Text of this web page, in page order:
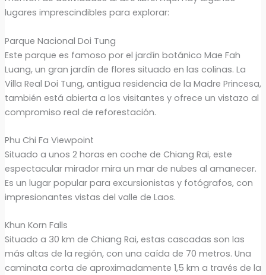
lugares imprescindibles para explorar:
Parque Nacional Doi Tung
Este parque es famoso por el jardín botánico Mae Fah
Luang, un gran jardín de flores situado en las colinas. La
Villa Real Doi Tung, antigua residencia de la Madre Princesa,
también está abierta a los visitantes y ofrece un vistazo al
compromiso real de reforestación.
Phu Chi Fa Viewpoint
Situado a unos 2 horas en coche de Chiang Rai, este
espectacular mirador mira un mar de nubes al amanecer.
Es un lugar popular para excursionistas y fotógrafos, con
impresionantes vistas del valle de Laos.
Khun Korn Falls
Situado a 30 km de Chiang Rai, estas cascadas son las
más altas de la región, con una caída de 70 metros. Una
caminata corta de aproximadamente 1,5 km a través de la